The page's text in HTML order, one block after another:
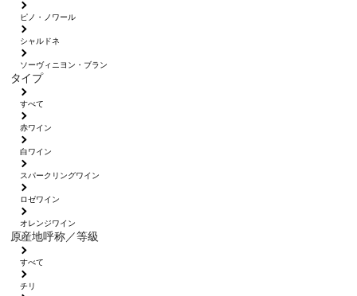
ピノ・ノワール
シャルドネ
ソーヴィニヨン・ブラン
タイプ
すべて
赤ワイン
白ワイン
スパークリングワイン
ロゼワイン
オレンジワイン
原産地呼称／等級
すべて
チリ